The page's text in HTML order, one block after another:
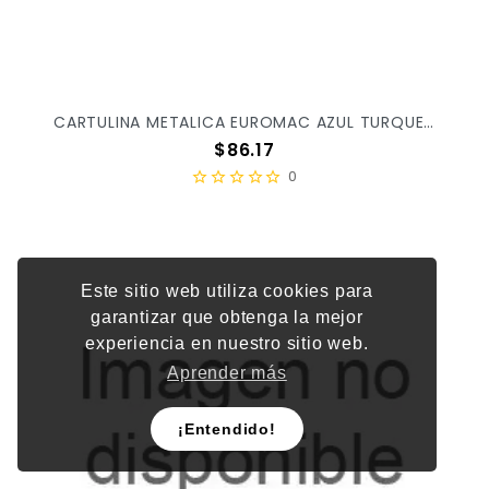
Este sitio web utiliza cookies para
garantizar que obtenga la mejor
experiencia en nuestro sitio web.
Aprender más
¡Entendido!
CARTULINA METALICA EUROMAC AZUL TURQUEZA C/10PZ MT0002 X/10
Precio
$86.17
0